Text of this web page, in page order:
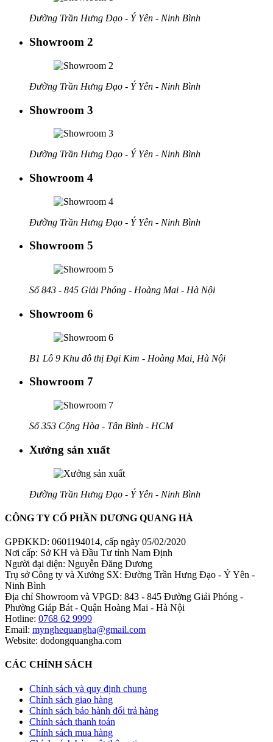
Đường Trần Hưng Đạo - Ý Yên - Ninh Bình
Showroom 2
Đường Trần Hưng Đạo - Ý Yên - Ninh Bình
Showroom 3
Đường Trần Hưng Đạo - Ý Yên - Ninh Bình
Showroom 4
Đường Trần Hưng Đạo - Ý Yên - Ninh Bình
Showroom 5
Số 843 - 845 Giải Phóng - Hoàng Mai - Hà Nội
Showroom 6
B1 Lô 9 Khu đô thị Đại Kim - Hoàng Mai, Hà Nội
Showroom 7
Số 353 Cộng Hòa - Tân Bình - HCM
Xưởng sản xuất
Đường Trần Hưng Đạo - Ý Yên - Ninh Bình
CÔNG TY CỔ PHẦN DƯƠNG QUANG HÀ
GPĐKKD: 0601194014, cấp ngày 05/02/2020
Nơi cấp: Sở KH và Đầu Tư tỉnh Nam Định
Người đại diện: Nguyễn Đăng Dương
Trụ sở Công ty và Xưởng SX: Đường Trần Hưng Đạo - Ý Yên -
Ninh Bình
Địa chỉ Showroom và VPGD: 843 - 845 Đường Giải Phóng -
Phường Giáp Bát - Quận Hoàng Mai - Hà Nội
Hotline: 0768 62 9999
Email: mynghequangha@gmail.com
Website: dodongquangha.com
CÁC CHÍNH SÁCH
Chính sách và quy định chung
Chính sách giao hàng
Chính sách bảo hành đổi trả hàng
Chính sách thanh toán
Chính sách mua hàng